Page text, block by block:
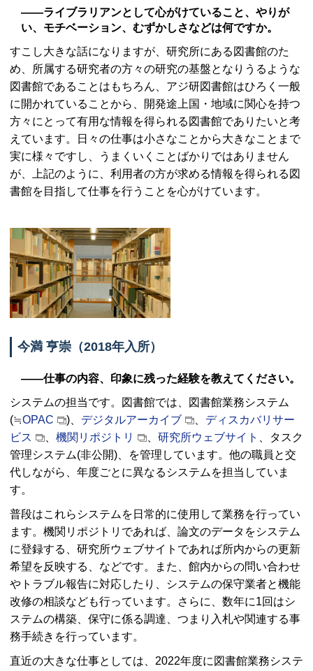
――ライブラリアンとして心がけていること、やりが
い、モチベーション、むずかしさなどは何ですか。
すこし大きな話になりますが、研究所にある図書館のた
め、所属する研究者の方々の研究の基盤となりうるような
図書館であることはもちろん、アジ研図書館はひろく一般
に開かれていることから、開発途上国・地域に関心を持つ
方々にとって有用な情報を得られる図書館でありたいと考
えています。日々の仕事は小さなことから大きなことまで
実に様々ですし、うまくいくことばかりではありません
が、上記のように、利用者の方が求める情報を得られる図
書館を目指して仕事を行うことを心がけています。
今満 亨崇（2018年入所）
――仕事の内容、印象に残った経験を教えてください。
システムの担当です。図書館では、図書館業務システム
(≒OPAC )、 デジタルアーカイブ
ディスカバリサー
ビス
機関リポジトリ 研究所ウェブサイト
、タスク
管理システム(非公開)、を管理しています。他の職員と交
代しながら、年度ごとに異なるシステムを担当していま
す。
普段はこれらシステムを日常的に使用して業務を行ってい
ます。機関リポジトリであれば、論文のデータをシステム
に登録する、研究所ウェブサイトであれば所内からの更新
希望を反映する、などです。また、館内からの問い合わせ
やトラブル報告に対応したり、システムの保守業者と機能
改修の相談なども行っています。さらに、数年に1回はシ
ステムの構築、保守に係る調達、つまり入札や関連する事
務手続きを行っています。
直近の大きな仕事としては、2022年度に図書館業務システ